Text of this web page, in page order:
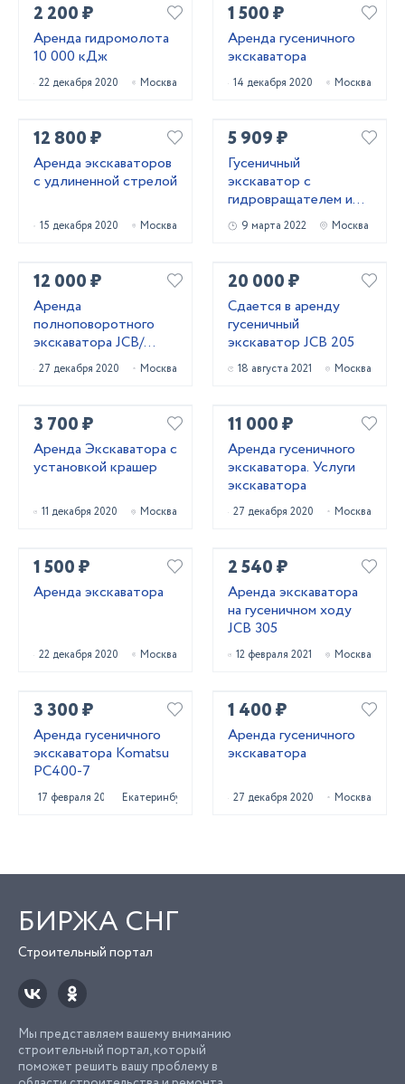
2 200 ₽
Аренда гидромолота
10 000 кДж
22 декабря 2020 Москва
1 500 ₽
Аренда гусеничного
экскаватора
14 декабря 2020 Москва
12 800 ₽
Аренда экскаваторов
с удлиненной стрелой
15 декабря 2020 Москва
5 909 ₽
Гусеничный
экскаватор с
гидровращателем и
вибропогружателем
9 марта 2022 Москва
12 000 ₽
Аренда
полноповоротного
экскаватора JCB/
Hitachi
27 декабря 2020 Москва
20 000 ₽
Сдается в аренду
гусеничный
экскаватор JCB 205
18 августа 2021 Москва
3 700 ₽
Аренда Экскаватора с
установкой крашер
11 декабря 2020 Москва
11 000 ₽
Аренда гусеничного
экскаватора. Услуги
экскаватора
27 декабря 2020 Москва
1 500 ₽
Аренда экскаватора
22 декабря 2020 Москва
2 540 ₽
Аренда экскаватора
на гусеничном ходу
JCB 305
12 февраля 2021 Москва
3 300 ₽
Аренда гусеничного
экскаватора Komatsu
PC400-7
17 февраля 2025 Екатеринбург
1 400 ₽
Аренда гусеничного
экскаватора
27 декабря 2020 Москва
БИРЖА СНГ
Строительный портал
Мы представляем вашему вниманию
строительный портал, который
поможет решить вашу проблему в